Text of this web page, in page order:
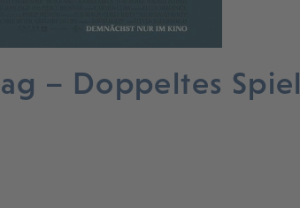
– Doppeltes Spiel